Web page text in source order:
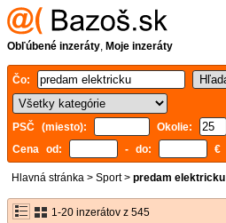
Obľúbené inzeráty, Moje inzeráty
Čo:
PSČ (miesto): Okolie:
Cena od:
- do: €
Hlavná stránka > Sport> predam elektricku
1-20 inzerátov z 545